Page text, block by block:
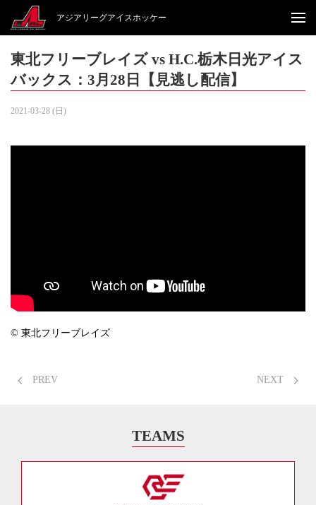
アジアリーグアイスホッケー
東北フリーブレイズ vs H.C.栃木日光アイス
バックス：3月28日【見逃し配信】
2021-03-28 (日)
© 東北フリーブレイズ
PREV NEXT
TEAMS